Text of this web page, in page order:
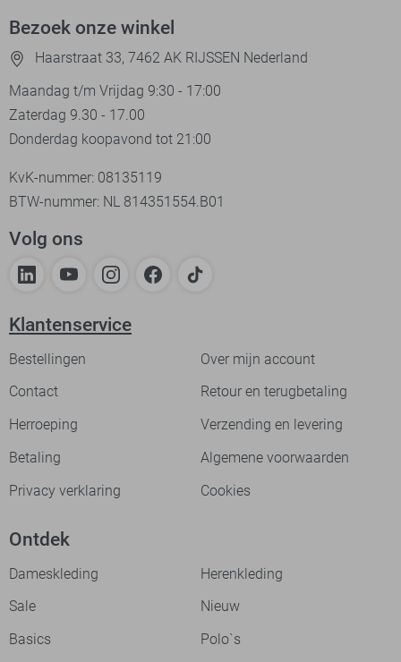
Bezoek onze winkel
Haarstraat 33, 7462 AK RIJSSEN Nederland
Maandag t/m Vrijdag 9:30 - 17:00
Zaterdag 9.30 - 17.00
Donderdag koopavond tot 21:00
KvK-nummer: 08135119
BTW-nummer: NL 814351554.B01
Volg ons
Klantenservice
Bestellingen
Over mijn account
Contact
Retour en terugbetaling
Herroeping
Verzending en levering
Betaling
Algemene voorwaarden
Privacy verklaring
Cookies
Ontdek
Dameskleding
Herenkleding
Sale
Nieuw
Basics
Polo`s